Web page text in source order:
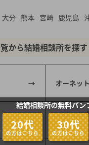
大分 熊本 宮崎 鹿児島
から結婚相談所を探す
オーネット
マリッジ
ッシュ
結婚相談所の無料パン
20代
の方はこちら
30代
の方はこちら